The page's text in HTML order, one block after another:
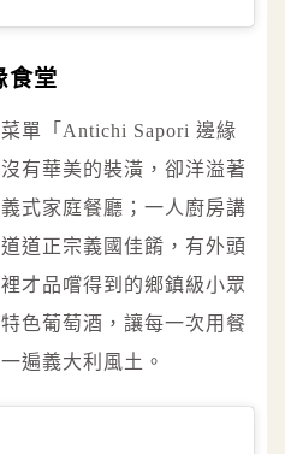
堂
單「Antichi Sapori 邊緣
有華美的裝潢，卻洋溢著
式家庭餐廳；一人廚房講
道正宗義國佳餚，有外頭
才品嚐得到的鄉鎮級小眾
色葡萄酒，讓每一次用餐
遍義大利風土。